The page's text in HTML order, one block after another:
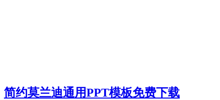
简约莫兰迪通用PPT模板免费下载